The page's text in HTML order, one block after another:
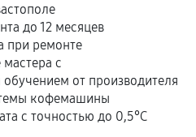
оформление
Стоимость, сроки и
отдельно и
до 12 месяцев
при ремонте
с
от производителя
кофемашины
с точностью до 0,5°C